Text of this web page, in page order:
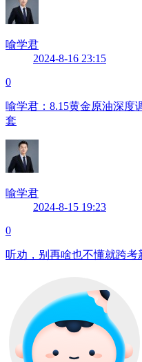
喻学君
2024-8-16 23:15
0
喻学君：8.15黄金原油深度
套
喻学君
2024-8-15 19:23
0
听劝，别再啥也不懂就跨考